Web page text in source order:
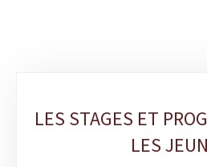
rubriques
LES STAGES ET
LES